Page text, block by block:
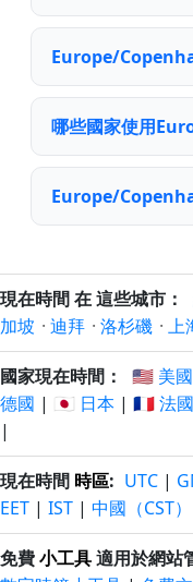
Europe/
哪些國家使用
Europe/
現在時間 在 這些城市：
加坡 · 迪拜 · 洛杉磯 · 上
國家現在時間： 🇺🇸 美國
德國 | 🇯🇵 日本 | 🇫🇷 法國
|
現在時間 時區: UTC |
EET | IST | 中國（CST）
免費小工具適用於網站